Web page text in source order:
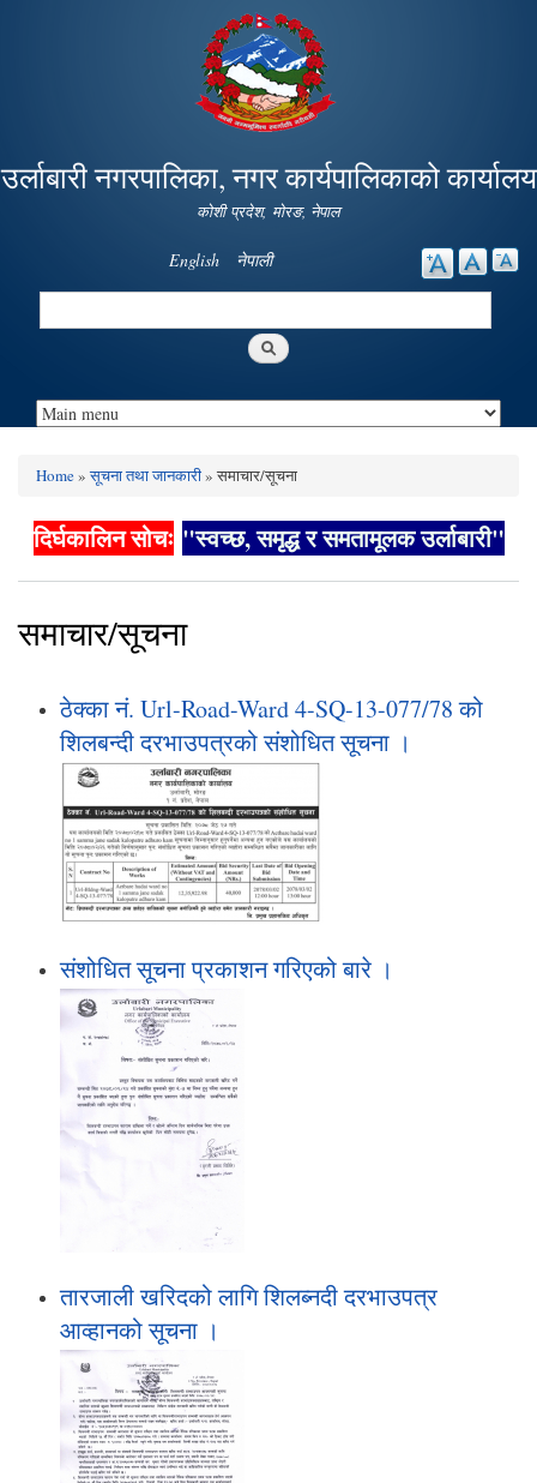
Skip to
main
content
उर्लाबारी नगरपालिका, नगर कार्यपालिकाको कार्यालय
कोशी प्रदेश, माेरङ, नेपाल
English नेपाली
Search
You are here
Home»सूचना तथा जानकारी» समाचार/सूचना
दिर्घकालिन सोचः "स्वच्छ, समृद्ध र समतामूलक उर्लाबारी"
समाचार/सूचना
ठेक्का नं. Url-Road-Ward 4-SQ-13-077/78 को
शिलबन्दी दरभाउपत्रको संशोधित सूचना ।
संशोधित सूचना प्रकाशन गरिएको बारे ।
तारजाली खरिदको लागि शिलब्नदी दरभाउपत्र
आव्हानको सूचना ।